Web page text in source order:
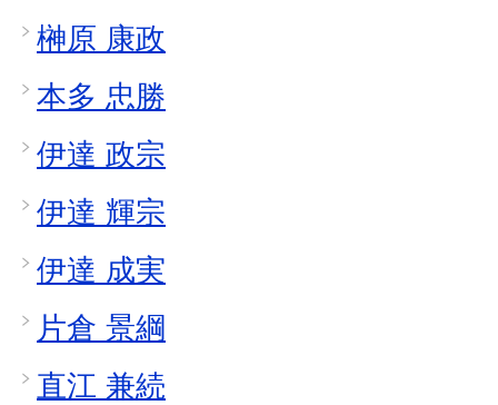
榊原 康政
本多 忠勝
伊達 政宗
伊達 輝宗
伊達 成実
片倉 景綱
直江 兼続